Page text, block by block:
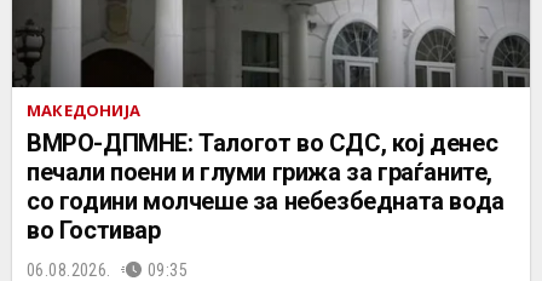
МАКЕДОНИЈА
ВМРО-ДПМНЕ: Талогот во СДС, кој денес
печали поени и глуми грижа за граѓаните,
со години молчеше за небезбедната вода
во Гостивар
06.08.2026. 09:35